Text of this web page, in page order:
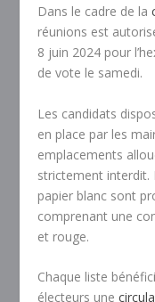
Dans le cadre de la
réunions est
8 juin 2024 pour
de vote le samedi.
Les candidats
en place par les
emplacements
strictement interdit.
papier blanc sont
comprenant une
et rouge.
Chaque liste
électeurs une